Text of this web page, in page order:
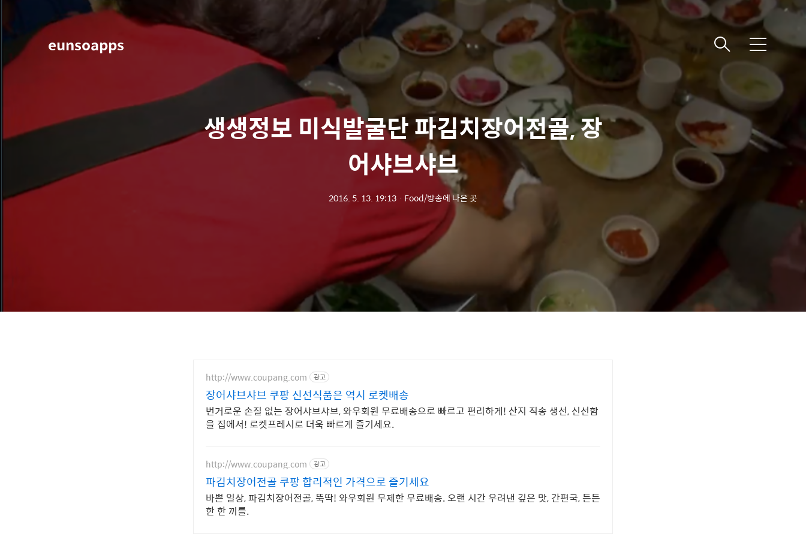
eunsoapps 메
생생정보 미식발굴단 파김치장어전골, 장
어샤브샤브
2016. 5. 13. 19:13 ㆍ Food/방송에 나온 곳
http://www.coupang.com 광고
장어샤브샤브 쿠팡 신선식품은 역시 로켓배송
번거로운 손질 없는 장어샤브샤브, 와우회원 무료배송으로 빠르고 편리하게! 산지 직송 생선, 신선함
을 집에서! 로켓프레시로 더욱 빠르게 즐기세요.
http://www.coupang.com 광고
파김치장어전골 쿠팡 합리적인 가격으로 즐기세요
바쁜 일상, 파김치장어전골, 뚝딱! 와우회원 무제한 무료배송. 오랜 시간 우려낸 깊은 맛, 간편국, 든든
한 한 끼를.